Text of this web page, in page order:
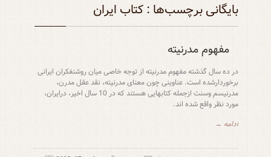
بایگانی برچسب‌ها : کتاب ایران
مفهوم مدرنیته
در ده سال گذشته مفهوم مدرنیته از توجه خاصی میان روشنفکران ایرانی
برخوردارشده است. عناوینی چون معنای مدرنیته، نقد عقل مدرن،
مدرنیسم وسنت ازجمله کتابهایی هستند که در 10 سال اخیر، درایران،
مورد نظر واقع شده اند.
ادامه →